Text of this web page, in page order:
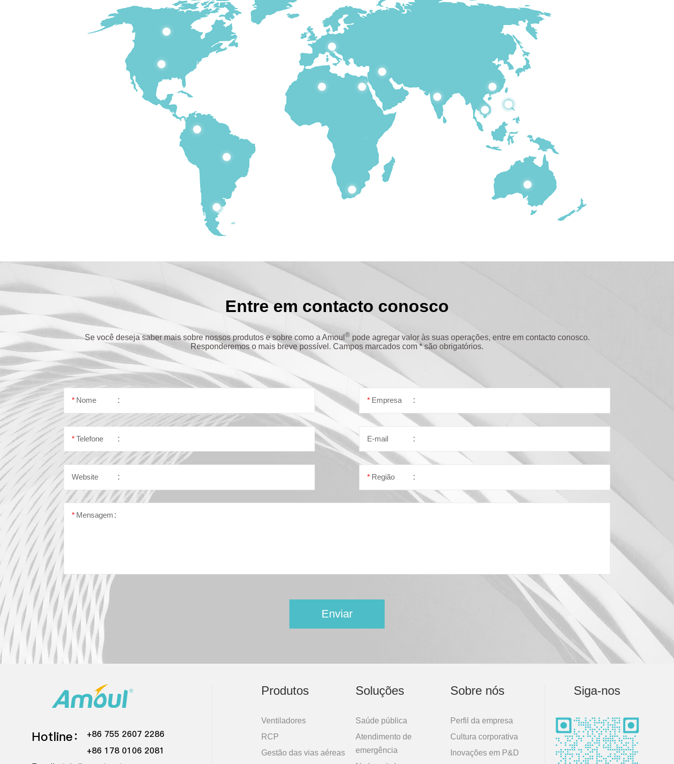
Entre em contacto conosco
Se você deseja saber mais sobre nossos produtos e sobre como a Amoul ®pode agregar valor às suas operações, entre em contacto conosco.
Responderemos o mais breve possível. Campos marcados com * são obrigatórios.
* Nome ： * Empresa ：
*Telefone ： E-mail ：
Website ： * Região ：
* Mensagem：
Hotline：
+86 755 2607 2286
+86 178 0106 2081
Produtos
Ventiladores
RCP
Gestão das vias aéreas
Soluções
Saúde pública
Atendimento de
emergência
Sobre nós
Perfil da empresa
Cultura corporativa
Inovações em P&D
Siga-nos